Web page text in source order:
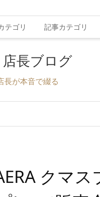
テゴリ 記事カテゴリ
店長ブログ
長が本音で綴る
クマス